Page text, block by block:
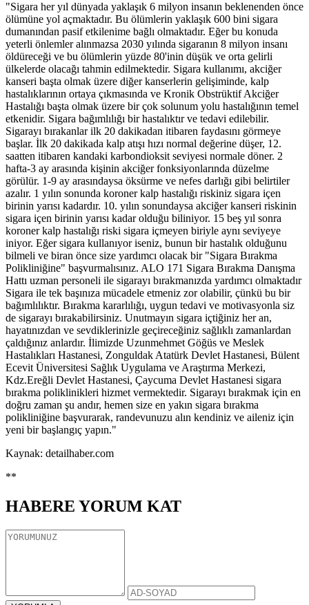
"Sigara her yıl dünyada yaklaşık 6 milyon insanın beklenenden önce
ölümüne yol açmaktadır. Bu ölümlerin yaklaşık 600 bini sigara
dumanından pasif etkilenime bağlı olmaktadır. Eğer bu konuda
yeterli önlemler alınmazsa 2030 yılında sigaranın 8 milyon insanı
öldüreceği ve bu ölümlerin yüzde 80'inin düşük ve orta gelirli
ülkelerde olacağı tahmin edilmektedir. Sigara kullanımı, akciğer
kanseri başta olmak üzere diğer kanserlerin gelişiminde, kalp
hastalıklarının ortaya çıkmasında ve Kronik Obstrüktif Akciğer
Hastalığı başta olmak üzere bir çok solunum yolu hastalığının temel
etkenidir. Sigara bağımlılığı bir hastalıktır ve tedavi edilebilir.
Sigarayı bırakanlar ilk 20 dakikadan itibaren faydasını görmeye
başlar. İlk 20 dakikada kalp atışı hızı normal değerine düşer, 12.
saatten itibaren kandaki karbondioksit seviyesi normale döner. 2
hafta-3 ay arasında kişinin akciğer fonksiyonlarında düzelme
görülür. 1-9 ay arasındaysa öksürme ve nefes darlığı gibi belirtiler
azalır. 1 yılın sonunda koroner kalp hastalığı riskiniz sigara içen
birinin yarısı kadardır. 10. yılın sonundaysa akciğer kanseri riskinin
sigara içen birinin yarısı kadar olduğu biliniyor. 15 beş yıl sonra
koroner kalp hastalığı riski sigara içmeyen biriyle aynı seviyeye
iniyor. Eğer sigara kullanıyor iseniz, bunun bir hastalık olduğunu
bilmeli ve biran önce size yardımcı olacak bir "Sigara Bırakma
Polikliniğine" başvurmalısınız. ALO 171 Sigara Bırakma Danışma
Hattı uzman personeli ile sigarayı bırakmanızda yardımcı olmaktadır
Sigara ile tek başınıza mücadele etmeniz zor olabilir, çünkü bu bir
bağımlılıktır. Bırakma kararlılığı, uygun tedavi ve motivasyonla siz
de sigarayı bırakabilirsiniz. Unutmayın sigara içtiğiniz her an,
hayatınızdan ve sevdiklerinizle geçireceğiniz sağlıklı zamanlardan
çaldığınız anlardır. İlimizde Uzunmehmet Göğüs ve Meslek
Hastalıkları Hastanesi, Zonguldak Atatürk Devlet Hastanesi, Bülent
Ecevit Üniversitesi Sağlık Uygulama ve Araştırma Merkezi,
Kdz.Ereğli Devlet Hastanesi, Çaycuma Devlet Hastanesi sigara
bırakma poliklinikleri hizmet vermektedir. Sigarayı bırakmak için en
doğru zaman şu andır, hemen size en yakın sigara bırakma
polikliniğine başvurarak, randevunuzu alın kendiniz ve aileniz için
yeni bir başlangıç yapın."
Kaynak: detailhaber.com
**
HABERE YORUM KAT